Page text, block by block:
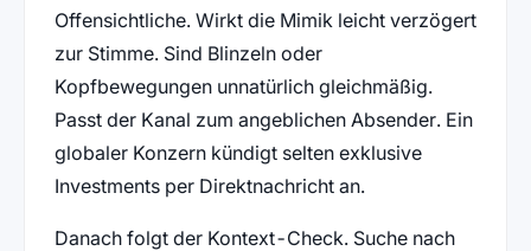
Offensichtliche. Wirkt die Mimik leicht verzögert
zur Stimme. Sind Blinzeln oder
Kopfbewegungen unnatürlich gleichmäßig.
Passt der Kanal zum angeblichen Absender. Ein
globaler Konzern kündigt selten exklusive
Investments per Direktnachricht an.
Danach folgt der Kontext-Check. Suche nach